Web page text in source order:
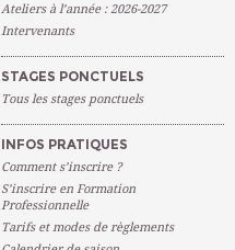
Ateliers à l’année : 2026-2027
Intervenants
STAGES PONCTUELS
Tous les stages ponctuels
INFOS PRATIQUES
Comment s’inscrire ?
S’inscrire en Formation
Professionnelle
Tarifs et modes de règlements